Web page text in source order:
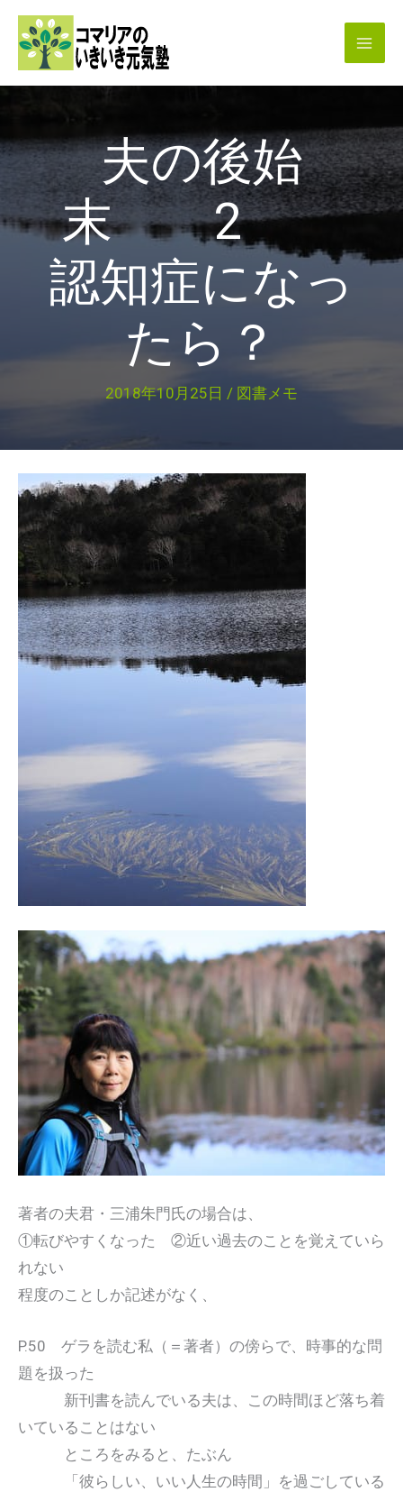
ッ
夫の後始
末 2
認知症になっ
たら？
2018年10月25日 / 図書メモ
著者の夫君・三浦朱門氏の場合は、
①転びやすくなった ②近い過去のことを覚えていら
れない
程度のことしか記述がなく、
P.50 ゲラを読む私（＝著者）の傍らで、時事的な問
題を扱った
新刊書を読んでいる夫は、この時間ほど落ち着
いていることはない
ところをみると、たぶん
「彼らしい、いい人生の時間」を過ごしている